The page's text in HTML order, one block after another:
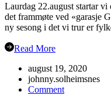
Laurdag 22.august startar
det frammøte ved «garasje
ny sesong i det vi trur er
Read More
august 19, 2020
johnny.solheimsnes
Commenton